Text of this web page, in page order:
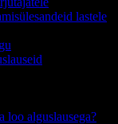
lastele
loo alguslausega?